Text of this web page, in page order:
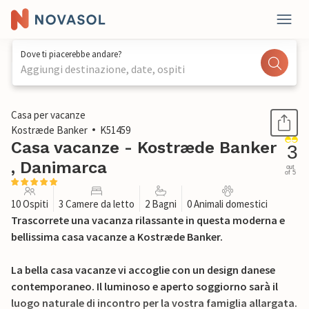
Dove ti piacerebbe andare?
Aggiungi destinazione, date, ospiti
1 / 26
Casa per vacanze
Kostræde Banker
K51459
Casa vacanze - Kostræde Banker
, Danimarca
3
out
of 5
10 Ospiti 3 Camere da letto 2 Bagni 0 Animali domestici
Trascorrete una vacanza rilassante in questa moderna e
bellissima casa vacanze a Kostræde Banker.
La bella casa vacanze vi accoglie con un design danese
contemporaneo. Il luminoso e aperto soggiorno sarà il
luogo naturale di incontro per la vostra famiglia allargata.